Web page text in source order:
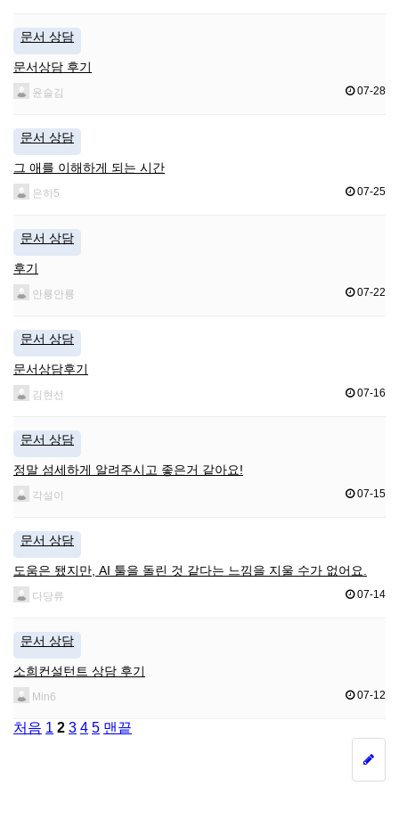
문서 상담
문서상담 후기
윤슬김 07-28
문서 상담
그 애를 이해하게 되는 시간
은하5 07-25
문서 상담
후기
안룡안룡 07-22
문서 상담
문서상담후기
김현선 07-16
문서 상담
정말 섬세하게 알려주시고 좋은거 같아요!
각설이 07-15
문서 상담
도움은 됐지만, AI 툴을 돌린 것 같다는 느낌을 지울 수가 없어요.
다당류 07-14
문서 상담
소희컨설턴트 상담 후기
Min6 07-12
처음 1 2 3 4 5 맨끝